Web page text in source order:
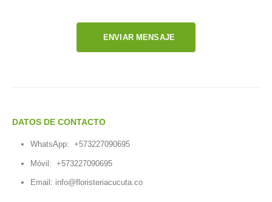
ENVIAR MENSAJE
DATOS DE CONTACTO
WhatsApp: +573227090695
Móvil: +573227090695
Email: info@floristeriacucuta.co